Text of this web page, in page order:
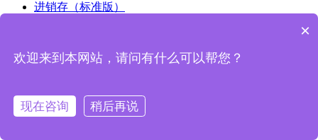
进销存（标准版）
解决方案
合同管理
进销存
×
欢迎来到本网站，请问有什么可以帮您？
现在咨询 稍后再说